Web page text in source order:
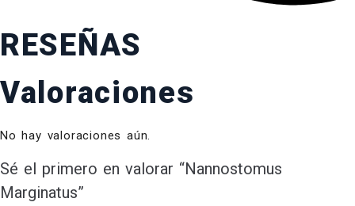
RESEÑAS
Valoraciones
No hay valoraciones aún.
Sé el primero en valorar “Nannostomus
Marginatus”